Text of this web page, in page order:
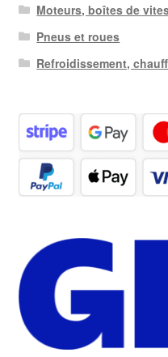
Moteurs, boîtes de
Pneus et roues
Refroidissement,